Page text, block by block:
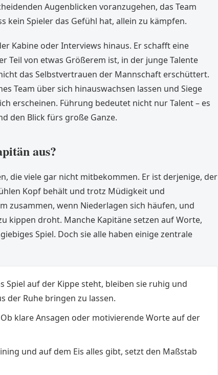
Augenblicken voranzugehen, das Team
kein Spieler das Gefühl hat, allein zu kämpfen.
Kabine oder Interviews hinaus. Er schafft eine
Teil von etwas Größerem ist, in der junge Talente
das Selbstvertrauen der Mannschaft erschüttert.
Team über sich hinauswachsen lassen und Siege
erscheinen. Führung bedeutet nicht nur Talent – es
den Blick fürs große Ganze.
aus?
die viele gar nicht mitbekommen. Er ist derjenige, der
Kopf behält und trotz Müdigkeit und
zusammen, wenn Niederlagen sich häufen, und
kippen droht. Manche Kapitäne setzen auf Worte,
Spiel. Doch sie alle haben einige zentrale
Spiel auf der Kippe steht, bleiben sie ruhig und
der Ruhe bringen zu lassen.
klare Ansagen oder motivierende Worte auf der
und auf dem Eis alles gibt, setzt den Maßstab